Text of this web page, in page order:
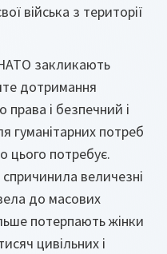
війська з території
закликають
дотримання
права і безпечний і
гуманітарних потреб
цього потребує.
величезні
до масових
потерпають жінки
цивільних і